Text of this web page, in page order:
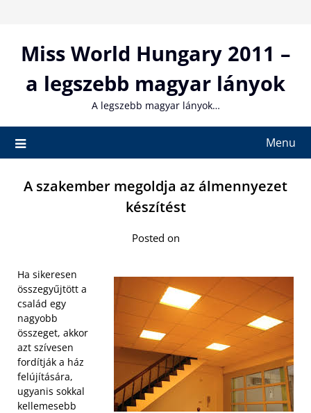
contentMiss World Hungary 2011 –
a legszebb magyar lányok
A legszebb magyar lányok…
Menu
A szakember megoldja az álmennyezet
készítést
Posted on
Ha sikeresen
összegyűjtött a
család egy
nagyobb
összeget, akkor
azt szívesen
fordítják a ház
felújítására,
ugyanis sokkal
kellemesebb